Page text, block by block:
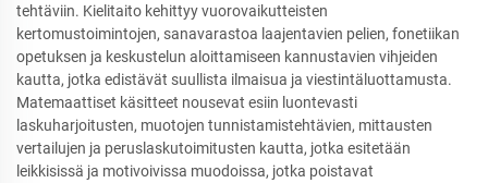
tehtäviin. Kielitaito kehittyy vuorovaikutteisten
kertomustoimintojen, sanavarastoa laajentavien pelien, fonetiikan
opetuksen ja keskustelun aloittamiseen kannustavien vihjeiden
kautta, jotka edistävät suullista ilmaisua ja viestintäluottamusta.
Matemaattiset käsitteet nousevat esiin luontevasti
laskuharjoitusten, muotojen tunnistamistehtävien, mittausten
vertailujen ja peruslaskutoimitusten kautta, jotka esitetään
leikkisissä ja motivoivissa muodoissa, jotka poistavat